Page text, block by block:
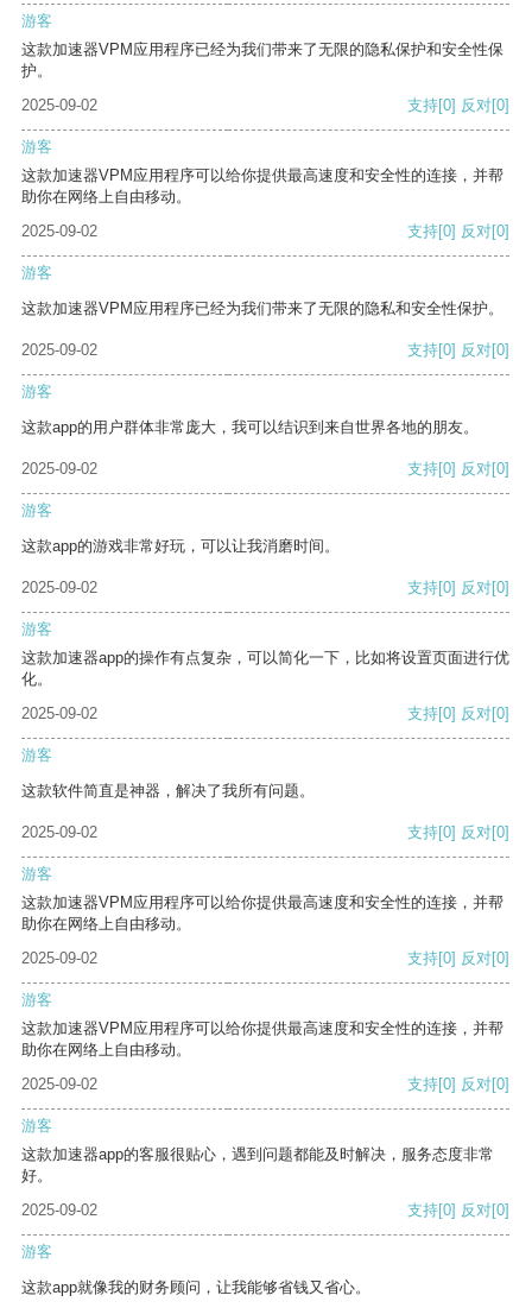
游客
这款加速器VPM应用程序已经为我们带来了无限的隐私保护和安全性保
护。
2025-09-02
支持[0] 反对[0]
游客
这款加速器VPM应用程序可以给你提供最高速度和安全性的连接，并帮
助你在网络上自由移动。
2025-09-02
支持[0] 反对[0]
游客
这款加速器VPM应用程序已经为我们带来了无限的隐私和安全性保护。
2025-09-02 支持[0] 反对[0]
游客
这款app的用户群体非常庞大，我可以结识到来自世界各地的朋友。
2025-09-02 支持[0] 反对[0]
游客
这款app的游戏非常好玩，可以让我消磨时间。
2025-09-02 支持[0] 反对[0]
游客
这款加速器app的操作有点复杂，可以简化一下，比如将设置页面进行优
化。
2025-09-02
支持[0] 反对[0]
游客
这款软件简直是神器，解决了我所有问题。
2025-09-02 支持[0] 反对[0]
游客
这款加速器VPM应用程序可以给你提供最高速度和安全性的连接，并帮
助你在网络上自由移动。
2025-09-02
支持[0] 反对[0]
游客
这款加速器VPM应用程序可以给你提供最高速度和安全性的连接，并帮
助你在网络上自由移动。
2025-09-02
支持[0] 反对[0]
游客
这款加速器app的客服很贴心，遇到问题都能及时解决，服务态度非常
好。
2025-09-02
支持[0] 反对[0]
游客
这款app就像我的财务顾问，让我能够省钱又省心。